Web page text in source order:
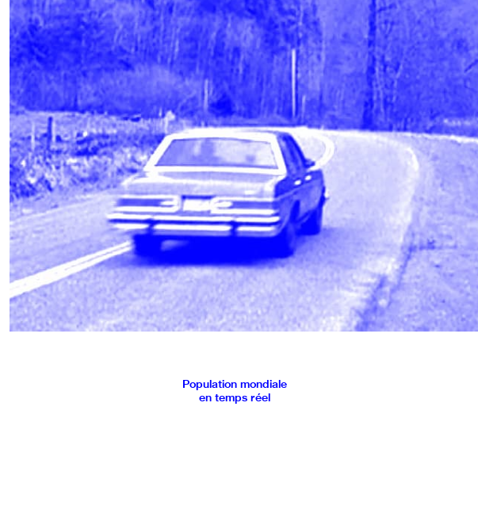
Population mondiale
en temps réel